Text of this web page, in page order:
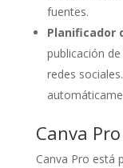
fuentes.
Planificador
publicación
redes
Canva
Canva Pro está